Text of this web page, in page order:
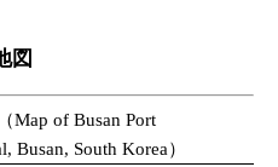
図
Map of Busan Port
Busan, South Korea）